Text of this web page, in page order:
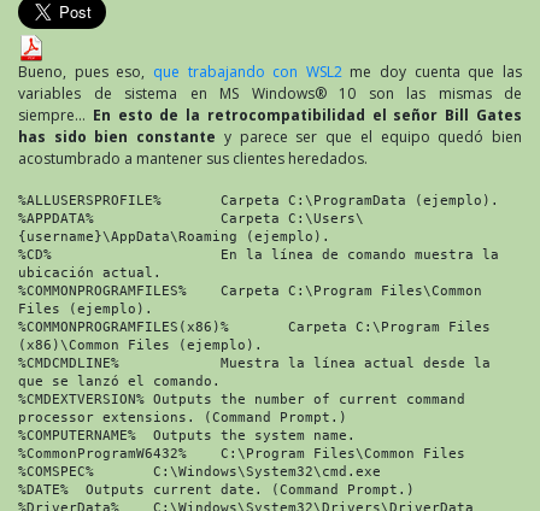
Bueno, pues eso, que trabajando con WSL2me doy cuenta que las
variables de sistema en MS Windows® 10 son las mismas de
siempre… En esto de la retrocompatibilidad el señor Bill Gates
has sido bien constante y parece ser que el equipo quedó bien
acostumbrado a mantener sus clientes heredados.
%ALLUSERSPROFILE%	Carpeta C:\ProgramData (ejemplo).
%APPDATA%		Carpeta C:\Users\
{username}\AppData\Roaming (ejemplo).
%CD%			En la línea de comando muestra la
ubicación actual.
%COMMONPROGRAMFILES%	Carpeta C:\Program Files\Common
Files (ejemplo).
%COMMONPROGRAMFILES(x86)%	Carpeta C:\Program Files
(x86)\Common Files (ejemplo).
%CMDCMDLINE%		Muestra la línea actual desde la
que se lanzó el comando.
%CMDEXTVERSION%	Outputs the number of current command
processor extensions. (Command Prompt.)
%COMPUTERNAME%	Outputs the system name.
%CommonProgramW6432%	C:\Program Files\Common Files
%COMSPEC%	C:\Windows\System32\cmd.exe
%DATE%	Outputs current date. (Command Prompt.)
%DriverData%	C:\Windows\System32\Drivers\DriverData